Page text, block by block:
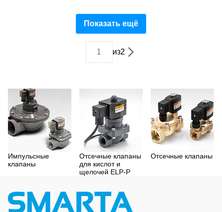
Показать ещё
из2
Импульсные
клапаны
Отсечные клапаны
для кислот и
щелочей ELP-P
Отсечные клапаны